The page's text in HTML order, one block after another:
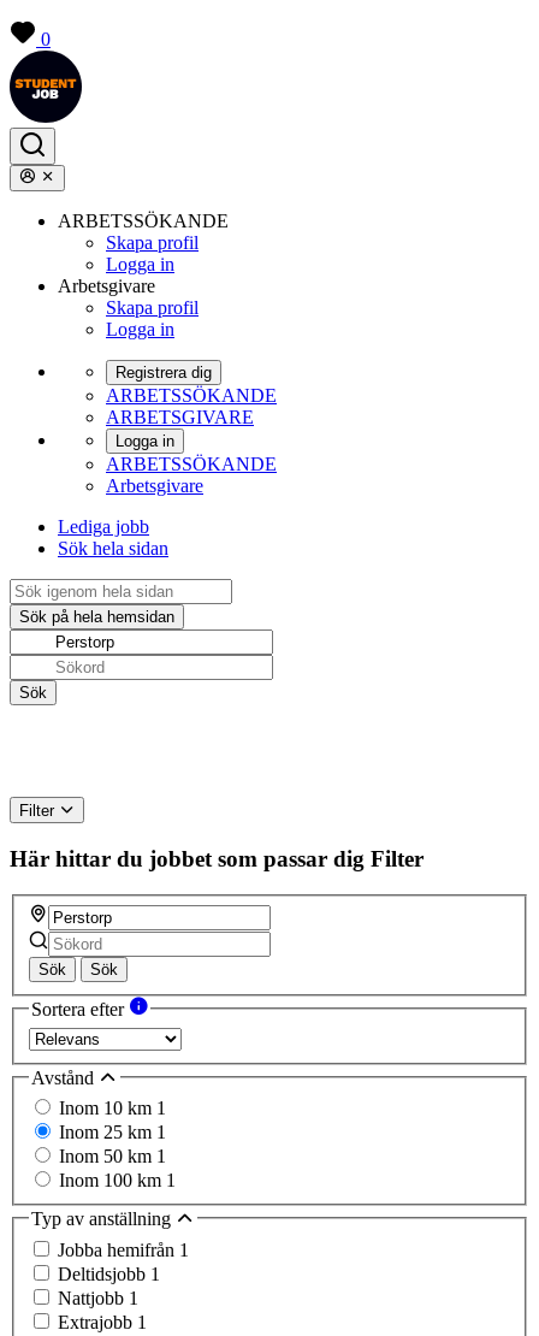
0
ARBETSSÖKANDE
Skapa profil
Logga in
Arbetsgivare
Skapa profil
Logga in
Registrera dig
ARBETSSÖKANDE
ARBETSGIVARE
Logga in
ARBETSSÖKANDE
Arbetsgivare
Lediga jobb
Sök hela sidan
Filter
Här hittar du jobbet som passar dig Filter
Sök Sök
Sortera efter
Avstånd
Inom 10 km 1
Inom 25 km 1
Inom 50 km 1
Inom 100 km 1
Typ av anställning
Jobba hemifrån 1
Deltidsjobb 1
Nattjobb 1
Extrajobb 1